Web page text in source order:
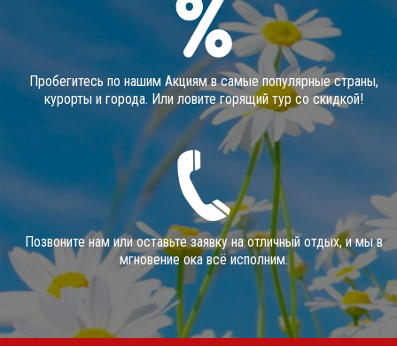
Пробегитесь по нашим Акциям в самые популярные страны,
курорты и города. Или ловите горящий тур со скидкой!
Позвоните нам или оставьте заявку на отличный отдых, и мы в
мгновение ока всё исполним.